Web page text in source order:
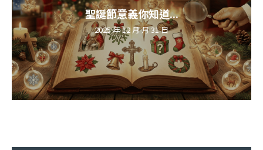
聖誕節意義你知道...
2025 年 12 月 月 31 日